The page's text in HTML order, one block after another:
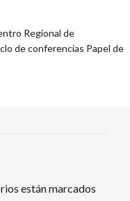
Regional de
de conferencias Papel de
están marcados